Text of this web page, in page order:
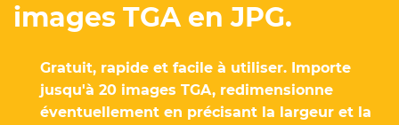
images TGA en JPG.
Gratuit, rapide et facile à utiliser. Importe
jusqu'à 20 images TGA, redimensionne
éventuellement en précisant la largeur et la